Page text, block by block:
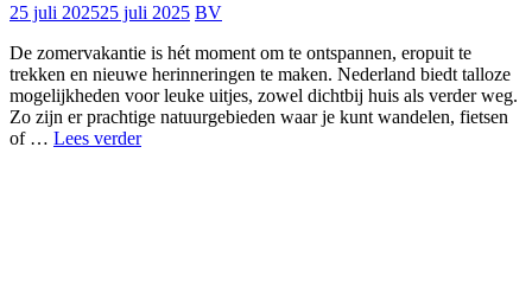
25 juli 202525 juli 2025 BV
De zomervakantie is hét moment om te ontspannen, eropuit te
trekken en nieuwe herinneringen te maken. Nederland biedt talloze
mogelijkheden voor leuke uitjes, zowel dichtbij huis als verder weg.
Zo zijn er prachtige natuurgebieden waar je kunt wandelen, fietsen
of … Lees verderTips